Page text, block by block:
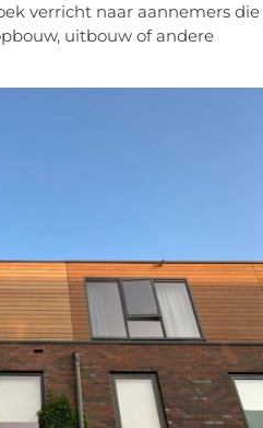
verricht naar aannemers die
uitbouw of andere